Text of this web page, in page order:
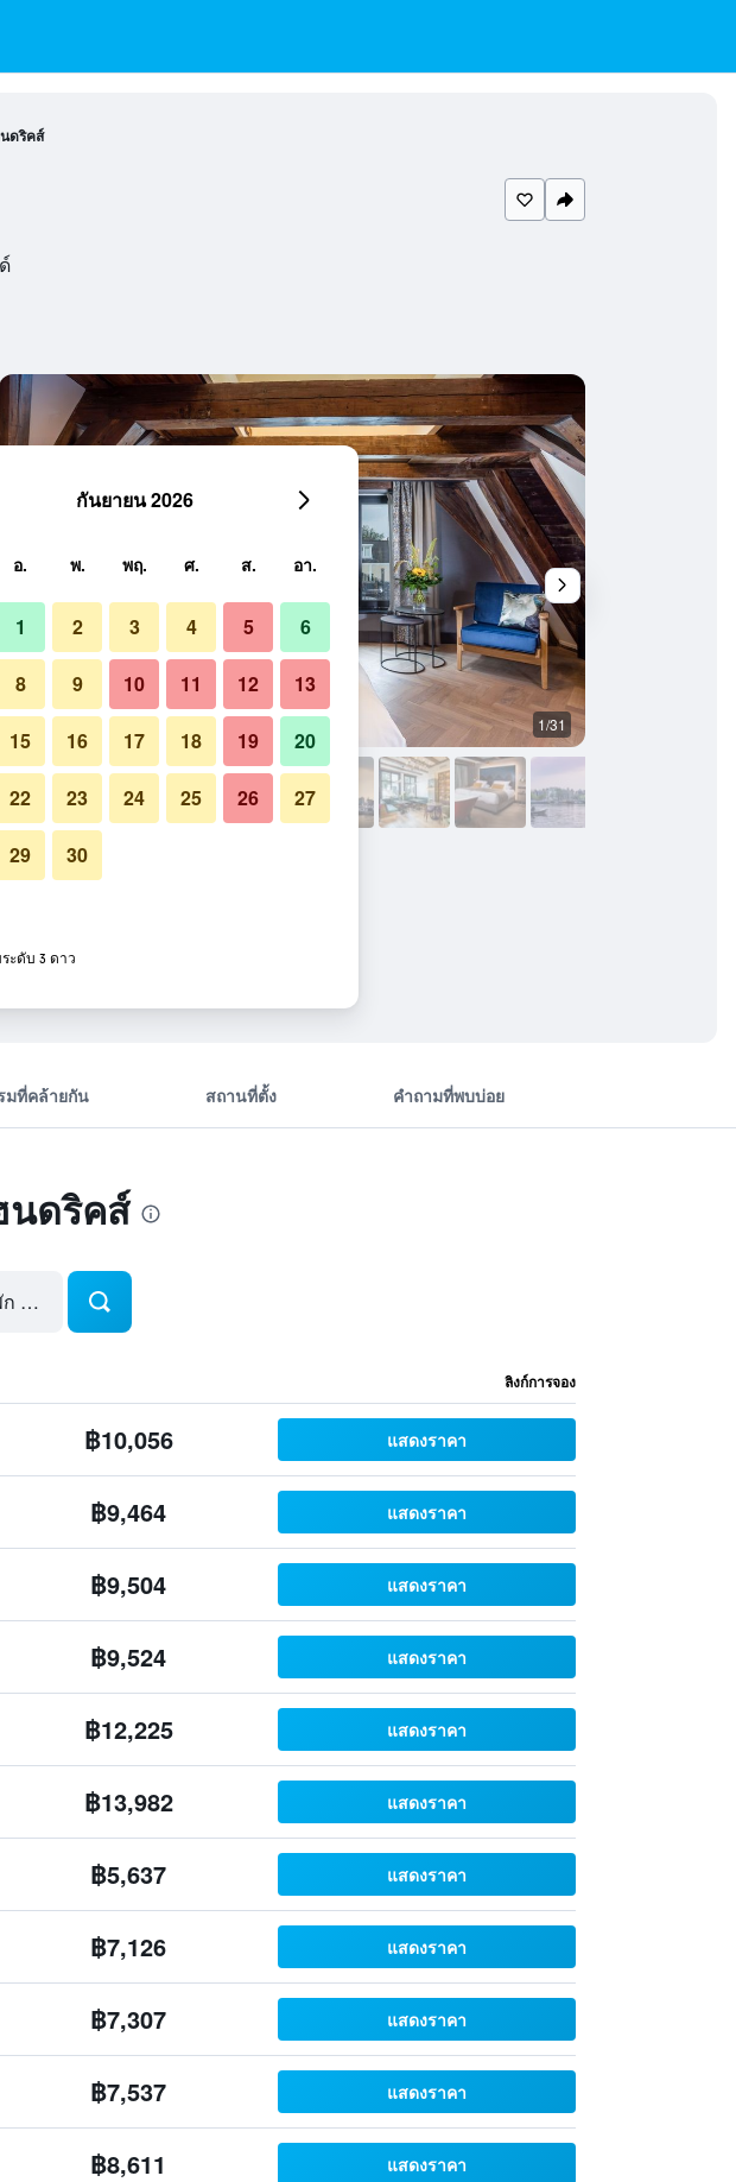
นดริคส์
ห้องนอน 1/31
มที่คล้ายกัน สถานที่ตั้ง คำถามที่พบบ่อย
นดริคส์
1 ห้อง
ลิงก์การจอง
฿10,056 แสดงราคา
฿9,464 แสดงราคา
฿9,504 แสดงราคา
฿9,524 แสดงราคา
฿12,225 แสดงราคา
฿13,982 แสดงราคา
฿5,637 แสดงราคา
฿7,126 แสดงราคา
฿7,307 แสดงราคา
฿7,537 แสดงราคา
฿8,611 แสดงราคา
กันยายน 2026
อ. พ. พฤ. ศ. ส. อา.
1 2 3 4 5 6
8 9 10 11 12 13
15 16 17 18 19 20
22 23 24 25 26 27
29 30
ะดับ 3 ดาว